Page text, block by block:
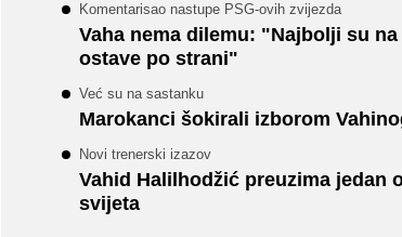
Komentarisao nastupe PSG-ovih zvijezda
Vaha nema dilemu: "Najbolji su
ostave po strani"
Već su na sastanku
Marokanci šokirali izborom
Novi trenerski izazov
Vahid Halilhodžić preuzima jedan
svijeta